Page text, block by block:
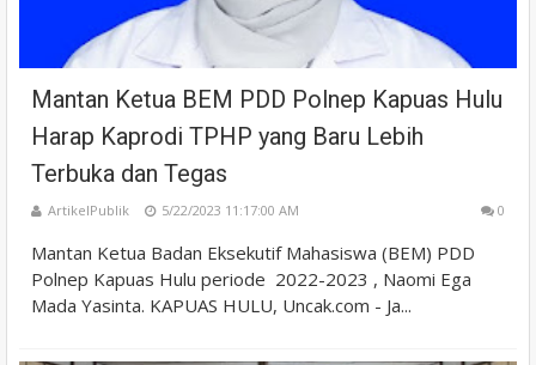
Mantan Ketua BEM PDD Polnep Kapuas Hulu
Harap Kaprodi TPHP yang Baru Lebih
Terbuka dan Tegas
ArtikelPublik 5/22/2023 11:17:00 AM 0
Mantan Ketua Badan Eksekutif Mahasiswa (BEM) PDD
Polnep Kapuas Hulu periode 2022-2023 , Naomi Ega
Mada Yasinta. KAPUAS HULU, Uncak.com - Ja...